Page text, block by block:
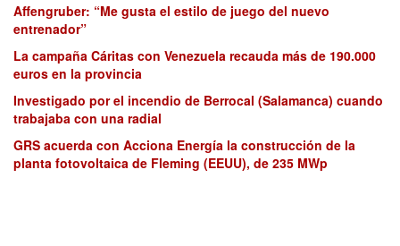
Affengruber: “Me gusta el estilo de juego del nuevo
entrenador”
La campaña Cáritas con Venezuela recauda más de 190.000
euros en la provincia
Investigado por el incendio de Berrocal (Salamanca) cuando
trabajaba con una radial
GRS acuerda con Acciona Energía la construcción de la
planta fotovoltaica de Fleming (EEUU), de 235 MWp